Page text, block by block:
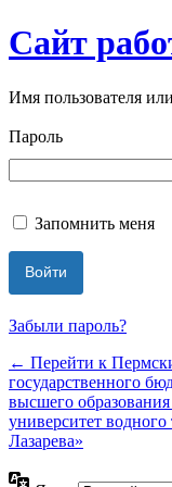
Сайт
Имя пользователя
Пароль
Запомнить меня
Забыли пароль?
← Перейти к
государственного
высшего
университет
Лазарева»